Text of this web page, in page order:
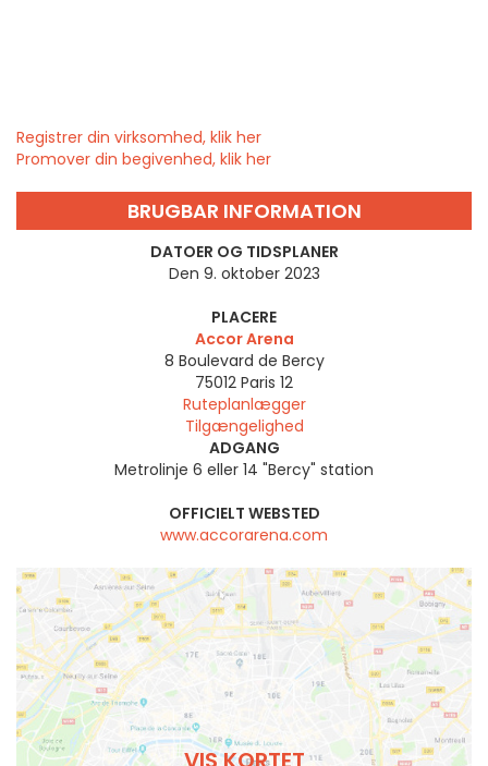
Registrer din virksomhed, klik her
Promover din begivenhed, klik her
BRUGBAR INFORMATION
DATOER OG TIDSPLANER
Den 9. oktober 2023
PLACERE
Accor Arena
8 Boulevard de Bercy
75012 Paris 12
Ruteplanlægger
Tilgængelighed
ADGANG
Metrolinje 6 eller 14 "Bercy" station
OFFICIELT WEBSTED
www.accorarena.com